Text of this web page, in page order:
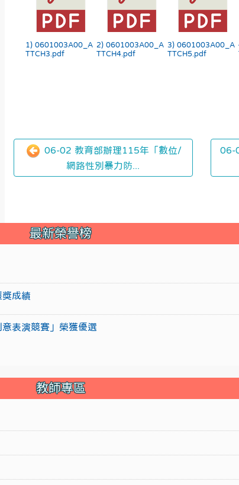
1) 0601003A00_A
TTCH3.pdf
2) 0601003A00_A
TTCH4.pdf
3) 0601003A00_A
TTCH5.pdf
06-02 教育部辦理115年「數位/
網路性別暴力防...
06-
最新榮譽榜
成績
表演競賽」榮獲優選
教師專區